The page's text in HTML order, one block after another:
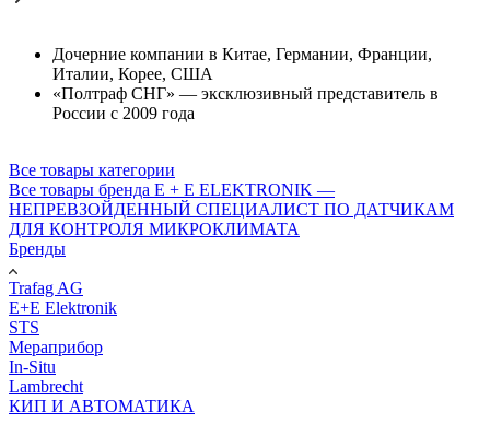
Дочерние компании в Китае, Германии, Франции,
Италии, Корее, США
«Полтраф СНГ» — эксклюзивный представитель в
России с 2009 года
Все товары категории
Все товары бренда E + E ELEKTRONIK —
НЕПРЕВЗОЙДЕННЫЙ СПЕЦИАЛИСТ ПО ДАТЧИКАМ
ДЛЯ КОНТРОЛЯ МИКРОКЛИМАТА
Бренды
Trafag AG
E+E Elektronik
STS
Мераприбор
In-Situ
Lambrecht
КИП И АВТОМАТИКА